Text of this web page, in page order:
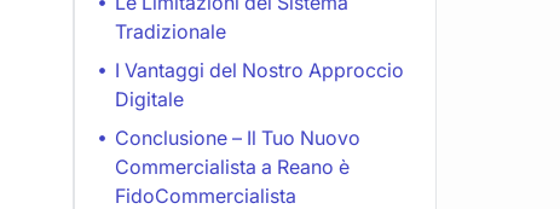
Tradizionale
I Vantaggi del Nostro Approccio
Digitale
Conclusione – Il Tuo Nuovo
Commercialista a Reano è
FidoCommercialista